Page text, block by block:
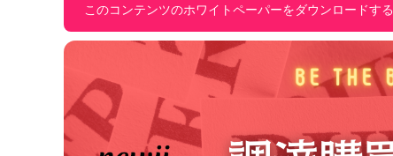
このコンテンツのホワイトペーパーをダウンロードする